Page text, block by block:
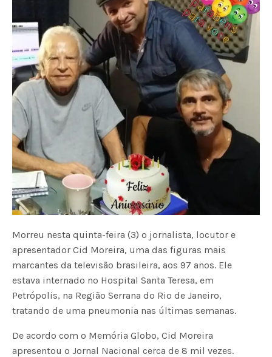
Morreu nesta quinta-feira (3) o jornalista, locutor e
apresentador Cid Moreira, uma das figuras mais
marcantes da televisão brasileira, aos 97 anos. Ele
estava internado no Hospital Santa Teresa, em
Petrópolis, na Região Serrana do Rio de Janeiro,
tratando de uma pneumonia nas últimas semanas.
De acordo com o Memória Globo, Cid Moreira
apresentou o Jornal Nacional cerca de 8 mil vezes.